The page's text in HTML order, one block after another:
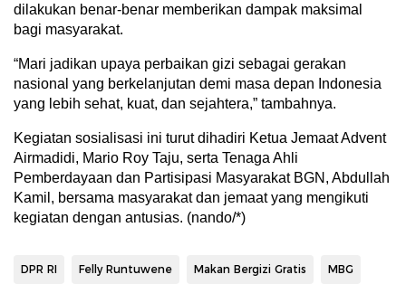
dilakukan benar-benar memberikan dampak maksimal
bagi masyarakat.
“Mari jadikan upaya perbaikan gizi sebagai gerakan
nasional yang berkelanjutan demi masa depan Indonesia
yang lebih sehat, kuat, dan sejahtera,” tambahnya.
Kegiatan sosialisasi ini turut dihadiri Ketua Jemaat Advent
Airmadidi, Mario Roy Taju, serta Tenaga Ahli
Pemberdayaan dan Partisipasi Masyarakat BGN, Abdullah
Kamil, bersama masyarakat dan jemaat yang mengikuti
kegiatan dengan antusias. (nando/*)
DPR RI Felly Runtuwene Makan Bergizi Gratis MBG